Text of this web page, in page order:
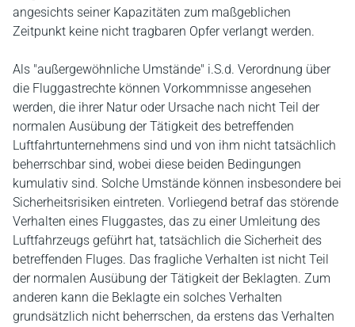
angesichts seiner Kapazitäten zum maßgeblichen
Zeitpunkt keine nicht tragbaren Opfer verlangt werden.
Als "außergewöhnliche Umstände" i.S.d. Verordnung über
die Fluggastrechte können Vorkommnisse angesehen
werden, die ihrer Natur oder Ursache nach nicht Teil der
normalen Ausübung der Tätigkeit des betreffenden
Luftfahrtunternehmens sind und von ihm nicht tatsächlich
beherrschbar sind, wobei diese beiden Bedingungen
kumulativ sind. Solche Umstände können insbesondere bei
Sicherheitsrisiken eintreten. Vorliegend betraf das störende
Verhalten eines Fluggastes, das zu einer Umleitung des
Luftfahrzeugs geführt hat, tatsächlich die Sicherheit des
betreffenden Fluges. Das fragliche Verhalten ist nicht Teil
der normalen Ausübung der Tätigkeit der Beklagten. Zum
anderen kann die Beklagte ein solches Verhalten
grundsätzlich nicht beherrschen, da erstens das Verhalten